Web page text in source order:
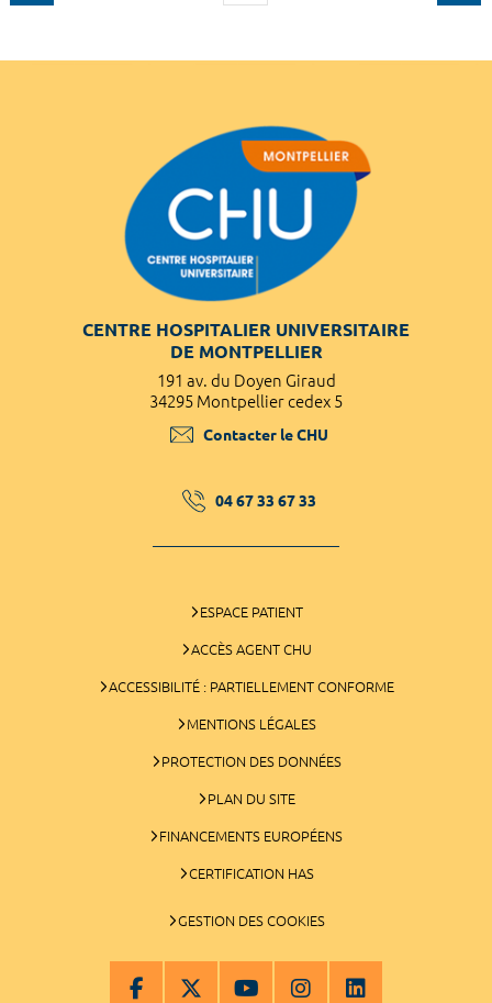
CENTRE HOSPITALIER UNIVERSITAIRE
DE MONTPELLIER
191 av. du Doyen Giraud
34295 Montpellier cedex 5
Contacter le CHU
04 67 33 67 33
ESPACE PATIENT
ACCÈS AGENT CHU
ACCESSIBILITÉ : PARTIELLEMENT CONFORME
MENTIONS LÉGALES
PROTECTION DES DONNÉES
PLAN DU SITE
FINANCEMENTS EUROPÉENS
CERTIFICATION HAS
GESTION DES COOKIES